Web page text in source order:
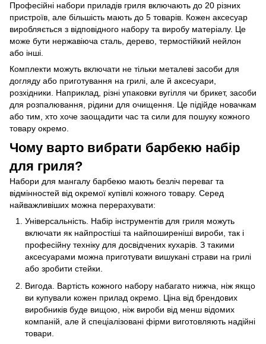
Професійні набори приладів гриля включають до 20 різних
пристроїв, але більшість мають до 5 товарів. Кожен аксесуар
виробляється з відповідного набору та виробу матеріалу. Це
може бути нержавіюча сталь, дерево, термостійкий нейлон
або інші.
Комплекти можуть включати не тільки металеві засоби для
догляду або приготування на грилі, але й аксесуари,
розхідники. Наприклад, різні упаковки вугілля чи брикет, засоби
для розпалювання, рідини для очищення. Це підійде новачкам
або тим, хто хоче заощадити час та сили для пошуку кожного
товару окремо.
Чому варто вибрати барбекю набір
для гриля?
Набори для мангалу барбекю мають безліч переваг та
відмінностей від окремої купівлі кожного товару. Серед
найважливіших можна перерахувати:
Універсальність. Набір інструментів для гриля можуть
включати як найпростіші та найпоширеніші вироби, так і
професійну техніку для досвідчених кухарів. З такими
аксесуарами можна приготувати вишукані страви на грилі
або зробити стейки.
Вигода. Вартість кожного набору набагато нижча, ніж якщо
ви купували кожен прилад окремо. Ціна від брендових
виробників буде вищою, ніж вироби від менш відомих
компаній, але й спеціалізовані фірми виготовляють надійні
товари.